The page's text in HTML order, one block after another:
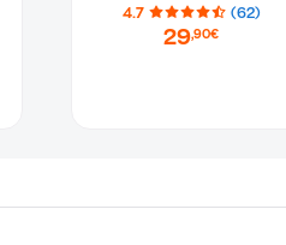
4.7 (62)
29,90€